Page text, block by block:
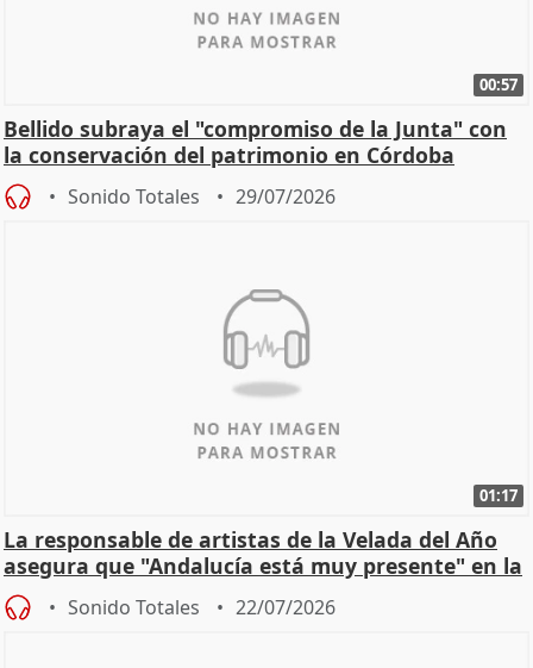
00:57
Bellido subraya el "compromiso de la Junta" con
la conservación del patrimonio en Córdoba
Sonido Totales 29/07/2026
01:17
La responsable de artistas de la Velada del Año
asegura que "Andalucía está muy presente" en la
cita
Sonido Totales 22/07/2026